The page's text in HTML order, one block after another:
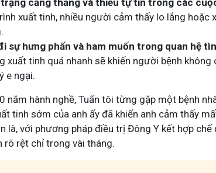
căng thẳng và thiếu tự tin trong các
xuất tinh, nhiều người cảm thấy lo lắng hoặc
sự hưng phấn và ham muốn trong quan hệ
xuất tinh quá nhanh sẽ khiến người bệnh
e ngại.
năm hành nghề, Tuấn tôi từng gặp một bệnh
tinh sớm của anh ấy đã khiến anh cảm thấy
là, với phương pháp điều trị Đông Y kết hợp
rõ rệt chỉ trong vài tháng.